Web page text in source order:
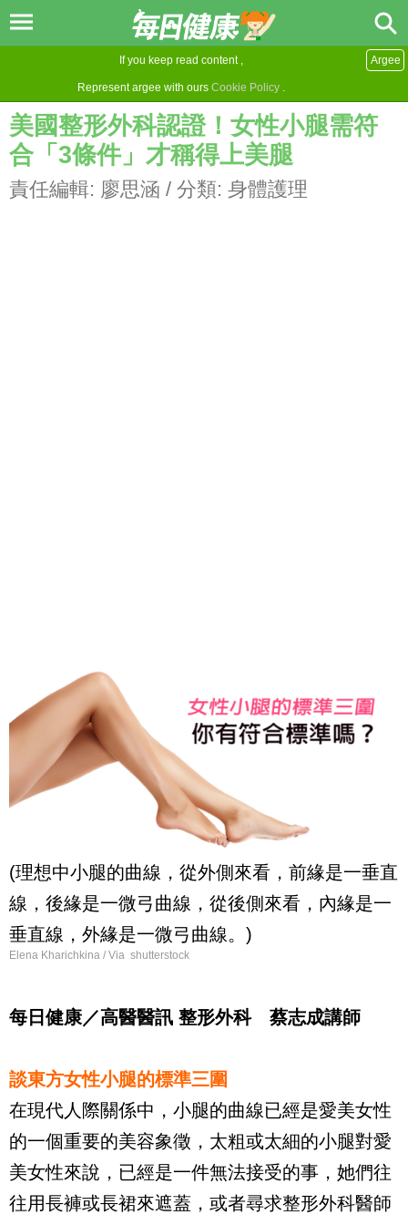
If you keep read content ,
Represent argee with ours Cookie Policy .
Argee
美國整形外科認證！女性小腿需符
合「3條件」才稱得上美腿
責任編輯: 廖思涵 / 分類: 身體護理
(理想中小腿的曲線，從外側來看，前緣是一垂直
線，後緣是一微弓曲線，從後側來看，內緣是一
垂直線，外緣是一微弓曲線。)
Elena Kharichkina / Via shutterstock
每日健康／高醫醫訊 整形外科 蔡志成講師
談東方女性小腿的標準三圍
在現代人際關係中，小腿的曲線已經是愛美女性
的一個重要的美容象徵，太粗或太細的小腿對愛
美女性來說，已經是一件無法接受的事，她們往
往用長褲或長裙來遮蓋，或者尋求整形外科醫師